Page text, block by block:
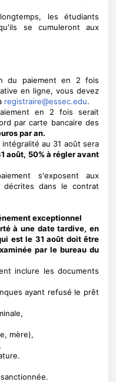
les étudiants
se cumuleront aux
du paiement en 2 fois
en ligne, vous devez
registraire@essec.edu.
en 2 fois serait
par carte bancaire des
par an.
au 31 août sera
août, 50% à régler avant
s'exposent aux
dans le contrat
exceptionnel
à une date tardive, en
est le 31 août doit être
par le bureau du
inclure les documents
ayant refusé le prêt
mère),